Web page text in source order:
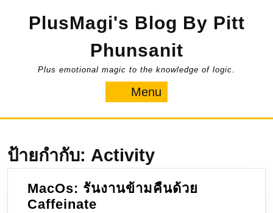
PlusMagi's Blog By Pitt
Phunsanit
Plus emotional magic to the knowledge of logic.
Menu
ป้ายกำกับ: Activity
MacOs: รันงานข้ามคืนด้วย
Caffeinate